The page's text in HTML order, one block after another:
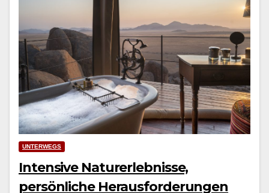
UNTERWEGS
Intensive Naturerlebnisse,
persönliche Herausforderungen